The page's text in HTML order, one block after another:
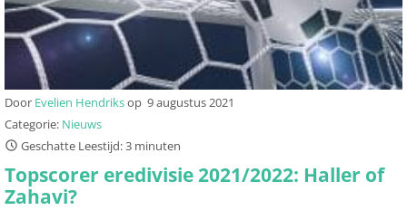
Door Evelien Hendriksop 9 augustus 2021
Categorie: Nieuws
Geschatte Leestijd: 3 minuten
Topscorer eredivisie 2021/2022: Haller of
Zahavi?